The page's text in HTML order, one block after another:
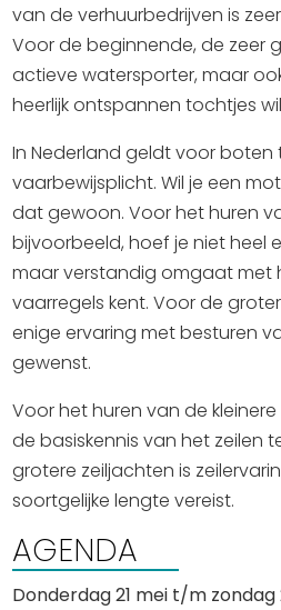
Other languages
UITagenda
Routes
Veel bezochte pagina's:
Top 10 leuke dingen
Vakantie vieren in Sneek
Uitgaan in Sneek
Overnachten in Sneek
Webcams
De leukste routes
Interactieve plattegrond van
Bootverhuur
van de verhuurbedrijven is
Voor de beginnende, de zeer
actieve watersporter, maar
heerlijk ontspannen tochtjes
In Nederland geldt voor boten
vaarbewijsplicht. Wil je een
dat gewoon. Voor het huren
bijvoorbeeld, hoef je niet heel
maar verstandig omgaat met
vaarregels kent. Voor de
enige ervaring met besturen
gewenst.
Voor het huren van de
de basiskennis van het zeilen
grotere zeiljachten is
soortgelijke lengte vereist.
AGENDA
Donderdag 21 mei t/m zondag